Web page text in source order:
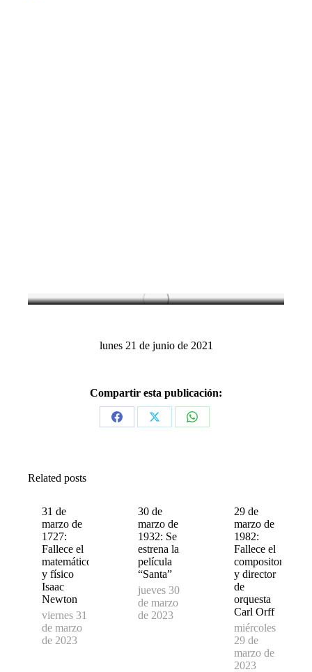
lunes 21 de junio de 2021
Compartir esta publicación:
Share
Share
Share
Related posts
31 de
marzo de
1727:
Fallece el
matemático
y físico
Isaac
Newton
viernes 31
de marzo
de 2023
30 de
marzo de
1932: Se
estrena la
película
“Santa”
jueves 30
de marzo
de 2023
29 de
marzo de
1982:
Fallece el
compositor
y director
de
orquesta
Carl Orff
miércoles
29 de
marzo de
2023